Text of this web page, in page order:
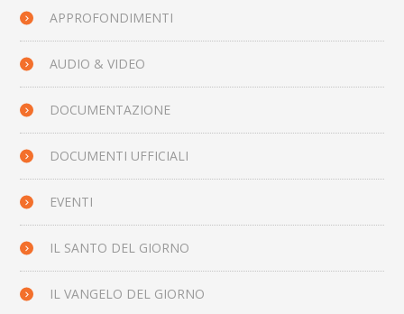
APPROFONDIMENTI
AUDIO & VIDEO
DOCUMENTAZIONE
DOCUMENTI UFFICIALI
EVENTI
IL SANTO DEL GIORNO
IL VANGELO DEL GIORNO